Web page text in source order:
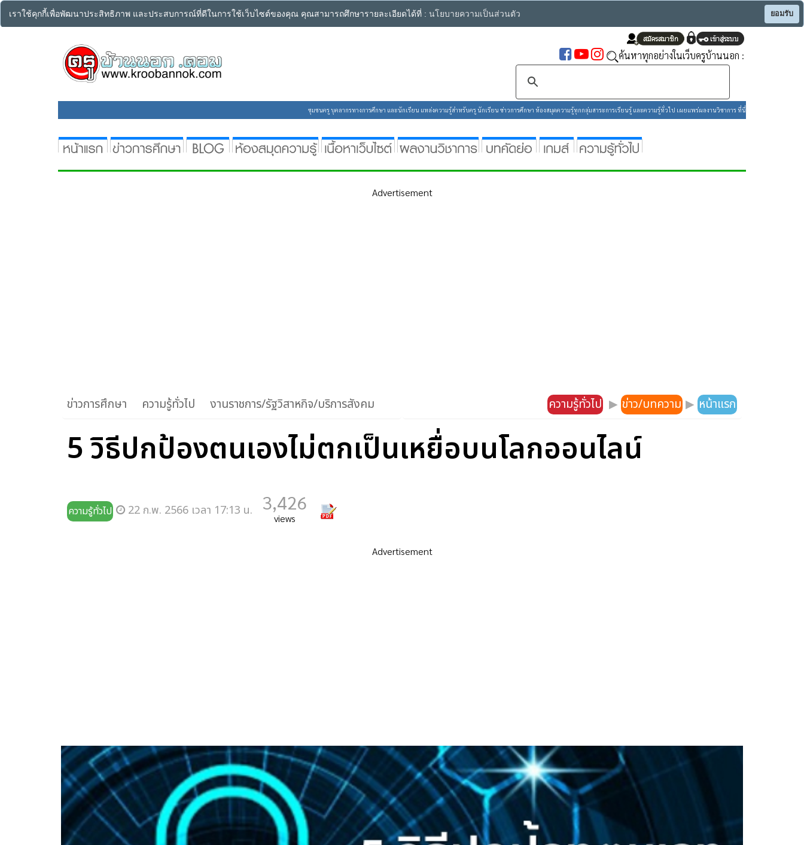
เราใช้คุกกี้เพื่อพัฒนาประสิทธิภาพ และประสบการณ์ที่ดีในการใช้เว็บไซต์ของคุณ คุณสามารถศึกษารายละเอียดได้ที่ : นโยบายความเป็นส่วนตัว ยอมรับ
ค้นหาทุกอย่างในเว็บครูบ้านนอก :
ชุมชนครู บุคลากรทางการศึกษา และนักเรียน แหล่งความรู้สำหรับครู นักเรียน ข่าวการศึกษา ห้องสมุดความรู้ทุกกลุ่มสาระการเรียนรู้ และความรู้ทั่วไป เผยแพร่ผลงานวิชาการ ที่นี่
Advertisement
ข่าวการศึกษา ความรู้ทั่วไป งานราชการ/รัฐวิสาหกิจ/บริการสังคม ความรู้ทั่วไป ▶ ข่าว/บทความ ▶ หน้าแรก
5 วิธีปกป้องตนเองไม่ตกเป็นเหยื่อบนโลกออนไลน์
ความรู้ทั่วไป 22 ก.พ. 2566 เวลา 17:13 น. 3,426
views
Advertisement